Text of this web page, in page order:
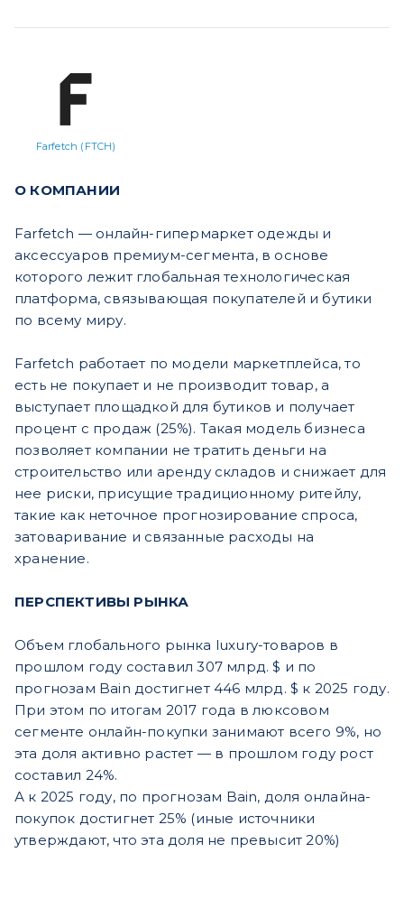
Farfetch (FTCH)
О КОМПАНИИ
Farfetch — онлайн-гипермаркет одежды и
аксессуаров премиум-сегмента, в основе
которого лежит глобальная технологическая
платформа, связывающая покупателей и бутики
по всему миру.
Farfetch работает по модели маркетплейса, то
есть не покупает и не производит товар, а
выступает площадкой для бутиков и получает
процент с продаж (25%). Такая модель бизнеса
позволяет компании не тратить деньги на
строительство или аренду складов и снижает для
нее риски, присущие традиционному ритейлу,
такие как неточное прогнозирование спроса,
затоваривание и связанные расходы на
хранение.
ПЕРСПЕКТИВЫ РЫНКА
Объем глобального рынка luxury-товаров в
прошлом году составил 307 млрд. $ и по
прогнозам Bain достигнет 446 млрд. $ к 2025 году.
При этом по итогам 2017 года в люксовом
сегменте онлайн-покупки занимают всего 9%, но
эта доля активно растет — в прошлом году рост
составил 24%.
А к 2025 году, по прогнозам Bain, доля онлайна-
покупок достигнет 25% (иные источники
утверждают, что эта доля не превысит 20%)